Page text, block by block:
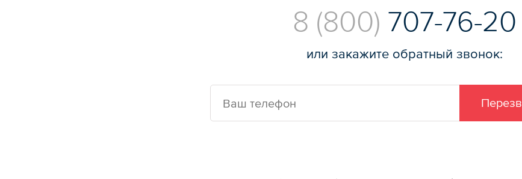
8 (800) 707-76-20
или закажите обратный звонок: